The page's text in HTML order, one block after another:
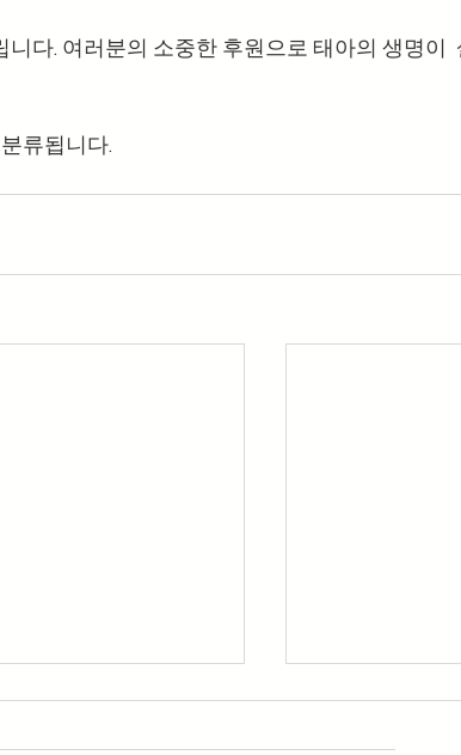
다. 여러분의 소중한 후원으로 태아의 생명이
류됩니다.